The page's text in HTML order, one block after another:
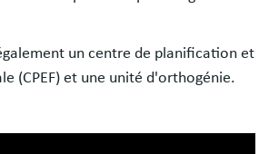
un centre de planification et
(CPEF) et une unité d'orthogénie.